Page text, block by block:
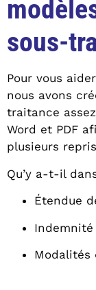
sous-
Pour vous
nous avons
traitance
Word et PDF
plusieurs
Qu’y a-t-il
Étendue
Indemnité
Modalités